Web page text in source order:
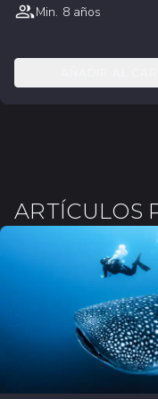
Min. 8 años
ARTÍCULOS